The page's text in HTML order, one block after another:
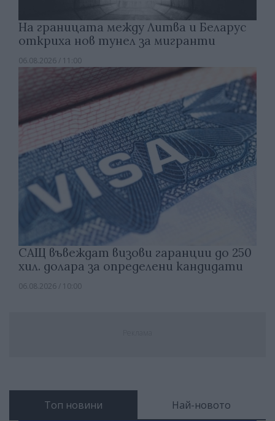
На границата между Литва и Беларус
откриха нов тунел за мигранти
06.08.2026 / 11:00
САЩ въвеждат визови гаранции до 250
хил. долара за определени кандидати
06.08.2026 / 10:00
Топ новини Най-новото